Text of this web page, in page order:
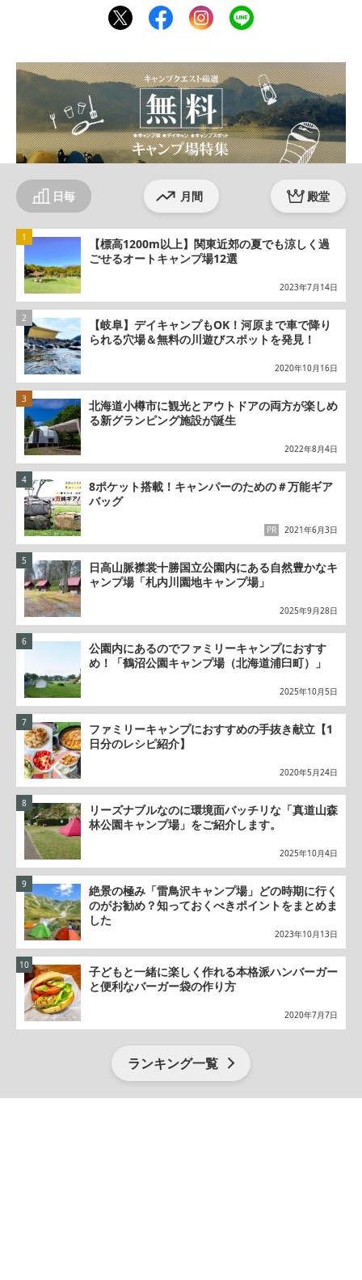
twit
ter
fac
ebo
inst
agr
line
日毎 月間 殿堂
【標高1200m以上】関東近郊の夏でも涼しく過
ごせるオートキャンプ場12選
2023年7月14日
【岐阜】デイキャンプもOK！河原まで車で降り
られる穴場＆無料の川遊びスポットを発見！
2020年10月16日
北海道小樽市に観光とアウトドアの両方が楽しめ
る新グランピング施設が誕生
2022年8月4日
8ポケット搭載！キャンパーのための＃万能ギア
バッグ
2021年6月3日
PR
日高山脈襟裳十勝国立公園内にある自然豊かなキ
ャンプ場「札内川園地キャンプ場」
2025年9月28日
公園内にあるのでファミリーキャンプにおすす
め！「鶴沼公園キャンプ場（北海道浦臼町）」
2025年10月5日
ファミリーキャンプにおすすめの手抜き献立【1
日分のレシピ紹介】
2020年5月24日
リーズナブルなのに環境面バッチリな「真道山森
林公園キャンプ場」をご紹介します。
2025年10月4日
絶景の極み「雷鳥沢キャンプ場」どの時期に行く
のがお勧め？知っておくべきポイントをまとめま
した
2023年10月13日
子どもと一緒に楽しく作れる本格派ハンバーガー
と便利なバーガー袋の作り方
2020年7月7日
ランキング一覧